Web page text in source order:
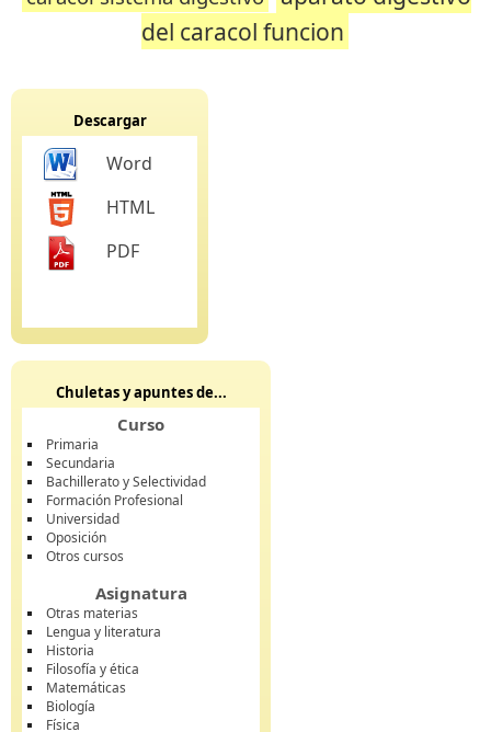
del caracol funcion
Descargar
Word
HTML
PDF
Chuletas y apuntes de...
Curso
Primaria
Secundaria
Bachillerato y Selectividad
Formación Profesional
Universidad
Oposición
Otros cursos
Asignatura
Otras materias
Lengua y literatura
Historia
Filosofía y ética
Matemáticas
Biología
Física